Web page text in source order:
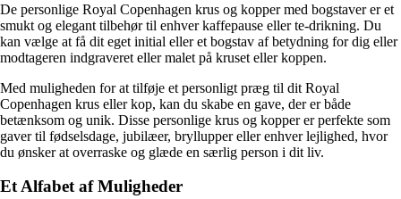
De personlige Royal Copenhagen krus og kopper med bogstaver er et
smukt og elegant tilbehør til enhver kaffepause eller te-drikning. Du
kan vælge at få dit eget initial eller et bogstav af betydning for dig eller
modtageren indgraveret eller malet på kruset eller koppen.
Med muligheden for at tilføje et personligt præg til dit Royal
Copenhagen krus eller kop, kan du skabe en gave, der er både
betænksom og unik. Disse personlige krus og kopper er perfekte som
gaver til fødselsdage, jubilæer, bryllupper eller enhver lejlighed, hvor
du ønsker at overraske og glæde en særlig person i dit liv.
Et Alfabet af Muligheder